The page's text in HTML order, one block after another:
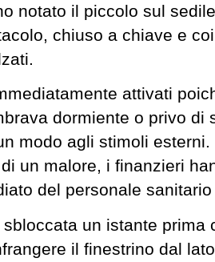
notato il piccolo sul
chiuso a chiave e
attivati
dormiente o privo di
modo agli stimoli esterni.
un malore, i finanzieri
del personale
un istante prima
il finestrino dal